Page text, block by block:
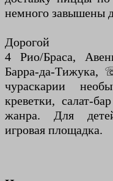
немного завышены
Дорогой
4 Рио/Браса,
Барра-да-Тижука,
чураскарии
креветки, салат-
жанра. Для
игровая площадка.